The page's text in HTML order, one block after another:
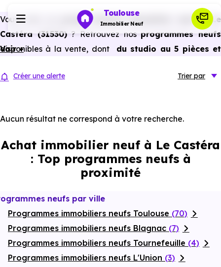
Toulouse
Immobilier Neuf
Investir
Actualités
Financer
Vous avez un
projet d’achat immobilier neuf à Le
Castéra (31530)? Retrouvez nos programmes neufs
disponibles à la vente, dont
du studio au 5 pièces et
avantages du neuf :PTZ, TVA réduitedans certains cas,
énergétiques, garanties constructeur, etc.
Voir +
Créer une alerte Trier par
Aucun résultat ne correspond à votre recherche.
Achat immobilier neuf à Le Castéra
: Top programmes neufs à
proximité
neufs par ville
Programmes immobiliers neufs Toulouse (70)
Programmes immobiliers neufs Blagnac (7)
Programmes immobiliers neufs Tournefeuille (4)
Programmes immobiliers neufs L'Union (3)